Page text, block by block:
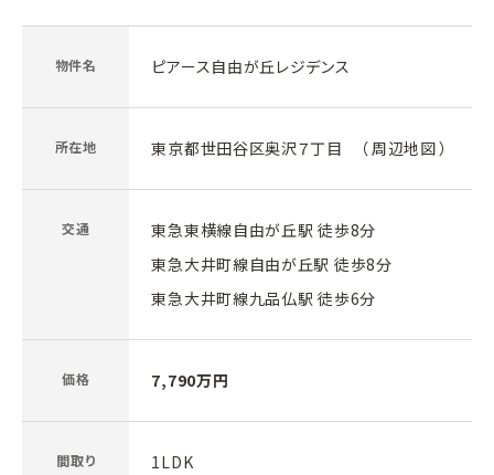
物件名 ピアース自由が丘レジデンス
所在地 東京都世田谷区奥沢７丁目 （ 周辺地図）
交通
東急東横線自由が丘駅 徒歩8分
東急大井町線自由が丘駅 徒歩8分
東急大井町線九品仏駅 徒歩6分
価格 7,790万円
間取り 1LDK